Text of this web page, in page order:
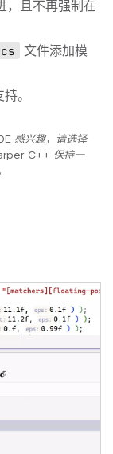
，且不再强制在
文件添加模
。
感兴趣，请选择
C++ 保持一